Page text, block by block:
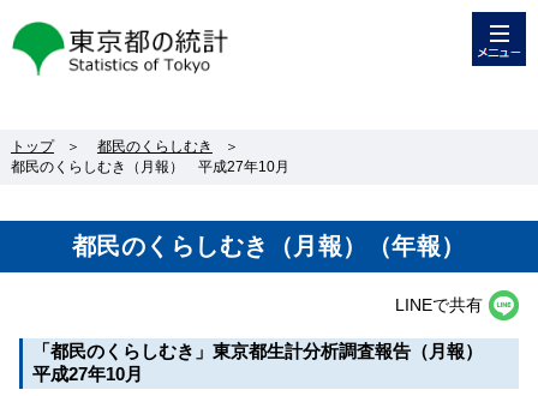
東京都の統計
トップ ＞ 都民のくらしむき
＞
都民のくらしむき（月報） 平成27年10月
都民のくらしむき（月報）（年報）
LINEで共有
「都民のくらしむき」東京都生計分析調査報告（月報）
平成27年10月